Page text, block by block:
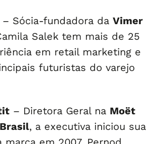
Sócia-fundadora da Vimer
Salek tem mais de 25
em retail marketing e
futuristas do varejo
– Diretora Geral na Moët
, a executiva iniciou sua